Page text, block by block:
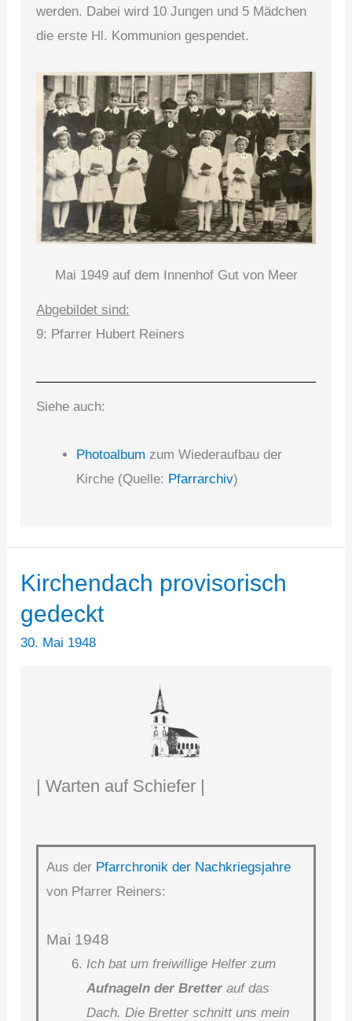
werden. Dabei wird 10 Jungen und 5 Mädchen
die erste Hl. Kommunion ge­spen­det.
Mai 1949 auf dem Innenhof Gut von Meer
Abgebildet sind:
9: Pfarrer Hubert Reiners
Siehe auch:
Photoalbum zum Wiederaufbau der
Kirche (Quelle: Pfarrarchiv)
Kirchendach provisorisch
gedeckt
30. Mai 1948
| Warten auf Schiefer |
Aus der Pfarrchronik der Nachkriegsjahre
von Pfarrer Reiners:
Mai 1948
Ich bat um freiwillige Helfer zum
Aufnageln der Bretterauf das
Dach.Die Bretter schnitt uns mein